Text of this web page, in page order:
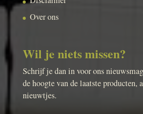
Over ons
Wil je niets missen?
Schrijf je dan in voor ons
de hoogte van de laatste producten,
nieuwtjes.